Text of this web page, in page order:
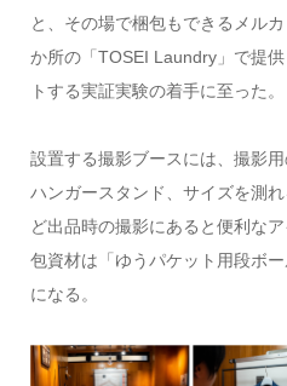
と、その場で梱包もできるメル
か所の「TOSEI Laundry」で提
トする実証実験の着手に至った。
設置する撮影ブースには、撮影
ハンガースタンド、サイズを測
ど出品時の撮影にあると便利な
包資材は「ゆうパケット用段ボ
になる。